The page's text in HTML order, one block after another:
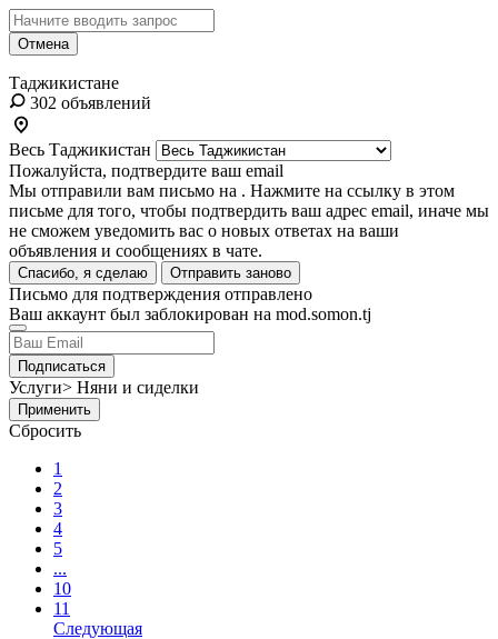
Отмена
Таджикистане
302 объявлений
Весь Таджикистан
Пожалуйста, подтвердите ваш email
Мы отправили вам письмо на . Нажмите на ссылку в этом
письме для того, чтобы подтвердить ваш адрес email, иначе мы
не сможем уведомить вас о новых ответах на ваши
объявления и сообщениях в чате.
Спасибо, я сделаю Отправить заново
Письмо для подтверждения отправлено
Ваш аккаунт был заблокирован на mod.somon.tj
Подписаться
Услуги> Няни и сиделки
Применить
Сбросить
1
2
3
4
5
...
10
11
Следующая